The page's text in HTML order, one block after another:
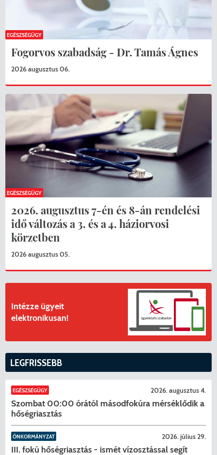
Fogorvos szabadság - Dr. Tamás Ágnes
2026 augusztus 06.
EGÉSZSÉGÜGY
2026. augusztus 7-én és 8-án rendelési
idő változás a 3. és a 4. háziorvosi
körzetben
2026 augusztus 05.
EGÉSZSÉGÜGY
Intézze ügyeit
elektronikusan!
LEGFRISSEBB
EGÉSZSÉGÜGY 2026. augusztus 4.
Szombat 00:00 órától másodfokúra mérséklődik a
hőségriasztás
ÖNKORMÁNYZAT 2026. július 29.
III. fokú hőségriasztás - ismét vízosztással segít